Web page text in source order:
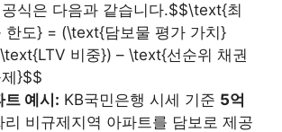
식은 다음과 같습니다.$$\text{최
한도} = (\text{담보물 평가 가치}
비중}) – \text{선순위 채권
}$$
트 예시: KB국민은행 시세 기준 5억
리 비규제지역 아파트를 담보로 제공